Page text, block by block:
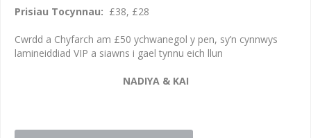
Prisiau Tocynnau: £38, £28
Cwrdd a Chyfarch am £50 ychwanegol y pen, sy’n cynnwys
lamineiddiad VIP a siawns i gael tynnu eich llun
NADIYA & KAI